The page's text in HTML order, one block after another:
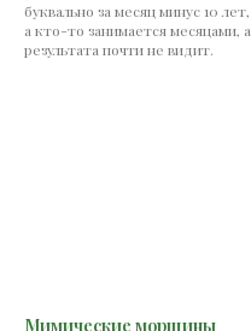
буквально за месяц минус 10 лет,
а кто-то занимается месяцами, а
результата почти не видит.
Мимические морщины